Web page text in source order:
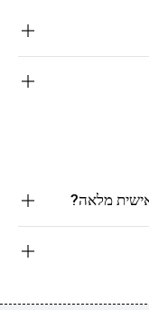
מלאה?